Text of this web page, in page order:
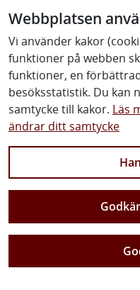
Webbplatsen
Vi använder kakor
funktioner på webben
funktioner, en
besöksstatistik. Du kan
samtycke till kakor. Läs
ändrar ditt samtycke
Körkort
Har du frågor angående
fotografering?
Skriv till oss om frågor
Väg, järnväg, färja
Har du frågor angående
annat?
Skriv till oss om frågor
Har du frågor eller